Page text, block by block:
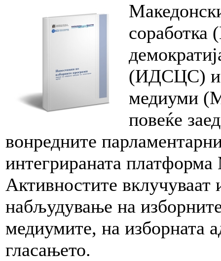
(ИДСЦС) и
медиуми
повеќе
вонредните
интегрираната
Активностите
набљудување на
медиумите, на изборната
гласањето.